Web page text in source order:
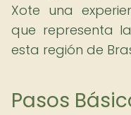
Xote una
que representa
esta región de
Pasos